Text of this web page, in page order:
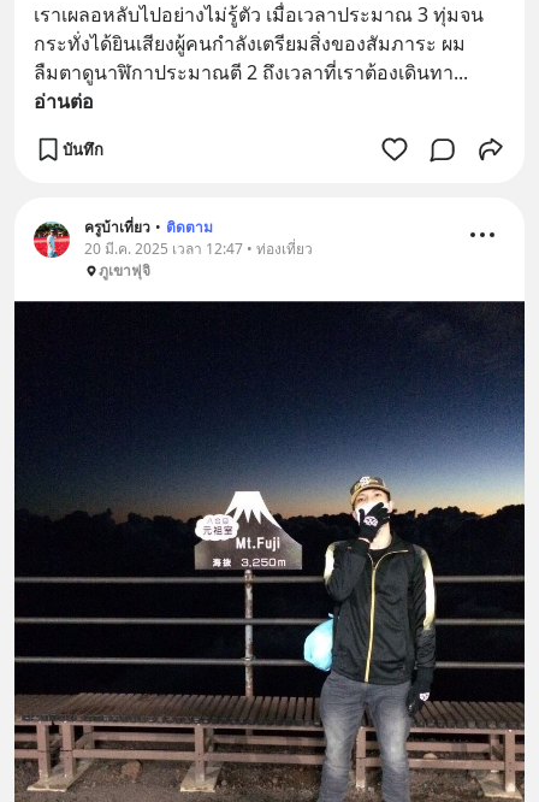
เราเผลอหลับไปอย่างไม่รู้ตัว เมื่อเวลาประมาณ 3 ทุ่มจน
กระทั่งได้ยินเสียงผู้คนกำลังเตรียมสิ่งของสัมภาระ ผม
ลืมตาดูนาฬิกาประมาณตี 2 ถึงเวลาที่เราต้องเดินทา
อ่านต่อ
บันทึก
ครูบ้าเที่ยว • ติดตาม
20 มี.ค. 2025 เวลา 12:47 • ท่องเที่ยว
ภูเขาฟุจิ